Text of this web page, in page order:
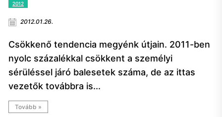
2012
2012.01.26.
Csökkenő tendencia megyénk útjain. 2011-ben
nyolc százalékkal csökkent a személyi
sérüléssel járó balesetek száma, de az ittas
vezetők továbbra is...
Tovább »